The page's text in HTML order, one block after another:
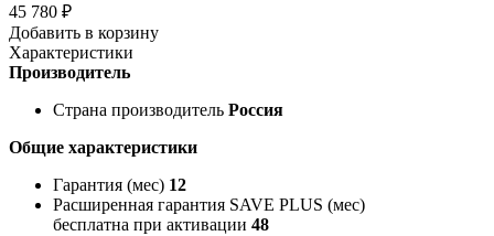
45 780 ₽
Добавить в корзину
Характеристики
Производитель
Страна производитель Россия
Общие характеристики
Гарантия (мес) 12
Расширенная гарантия SAVE PLUS (мес)
бесплатна при активации 48